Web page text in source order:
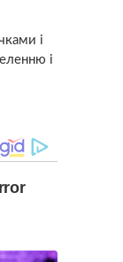
і
і